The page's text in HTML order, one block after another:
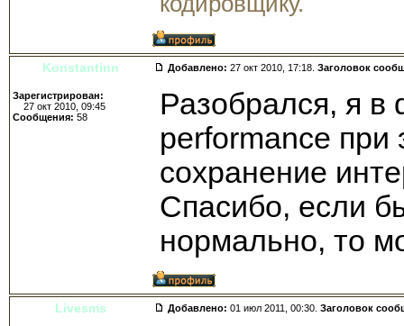
Konstantinn Добавлено: 27 окт 2010, 17:18. Заголовок
Зарегистрирован:
27 окт 2010, 09:45
Сообщения: 58
Разобрался, я в
performance при
сохранение
Спасибо, если
нормально, то
Livesms Добавлено: 01 июл 2011, 00:30. Заголовок